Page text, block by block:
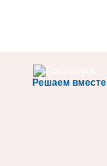
Решаем вместе